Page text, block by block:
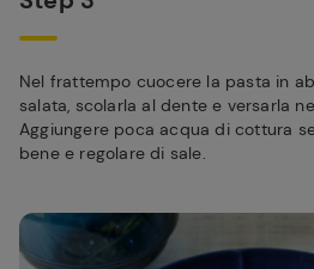
Nel frattempo cuocere la pasta in
salata, scolarla al dente e versarla
Aggiungere poca acqua di cottura
bene e regolare di sale.